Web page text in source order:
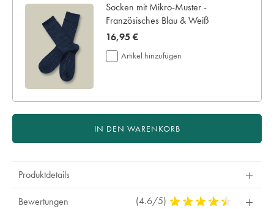
Socken mit Mikro-Muster -
Französisches Blau & Weiß
now
16,95
€
16,95 €
Artikel hinzufügen
IN DEN WARENKORB
Produktdetails
Bewertungen (4.6/5) 4,6